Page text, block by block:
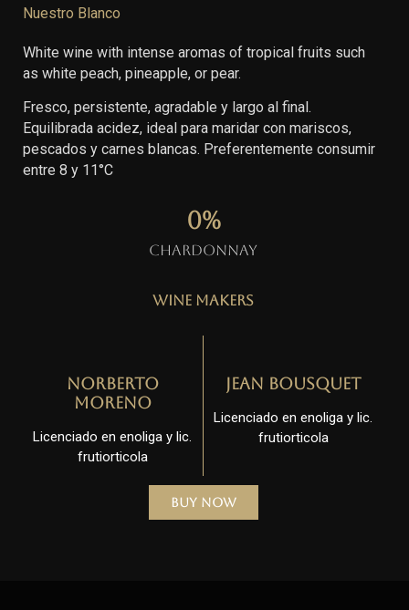
Nuestro Blanco
White wine with intense aromas of tropical fruits such
as white peach, pineapple, or pear.
Fresco, persistente, agradable y largo al final.
Equilibrada acidez, ideal para maridar con mariscos,
pescados y carnes blancas. Preferentemente consumir
entre 8 y 11°C
Chardonnay
0%
Wine Makers
Norberto
Moreno
Licenciado en enoliga y lic.
frutiorticola
Jean Bousquet
Licenciado en enoliga y lic.
frutiorticola
Buy Now